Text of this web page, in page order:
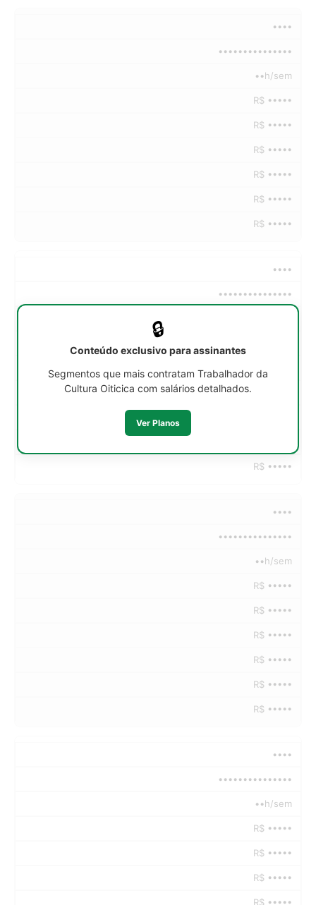
••••
•••••••••••••••
••h/sem
R$ •••••
R$ •••••
R$ •••••
R$ •••••
R$ •••••
R$ •••••
••••
•••••••••••••••
R$ •••••
R$ •••••
••••
•••••••••••••••
••h/sem
R$ •••••
R$ •••••
R$ •••••
R$ •••••
R$ •••••
R$ •••••
••••
•••••••••••••••
••h/sem
R$ •••••
R$ •••••
R$ •••••
R$ •••••
🔒
Conteúdo exclusivo para assinantes
Segmentos que mais contratam Trabalhador da
Cultura Oiticica com salários detalhados.
Ver Planos